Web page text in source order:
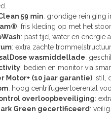
59 min: grondige reiniging
: fris kleding op met het
: past tijd, water en energie
: extra zachte
wasmiddellade:
: bedien en monitor via
Motor+ (10 jaar garantie): stil,
: hoog centrifugeertoerental
overloopbeveiliging:
Green gecertificeerd :